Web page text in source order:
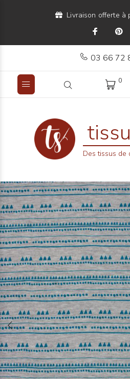
Livraison offerte à
03 66 72
0
tissu
Des tissus de